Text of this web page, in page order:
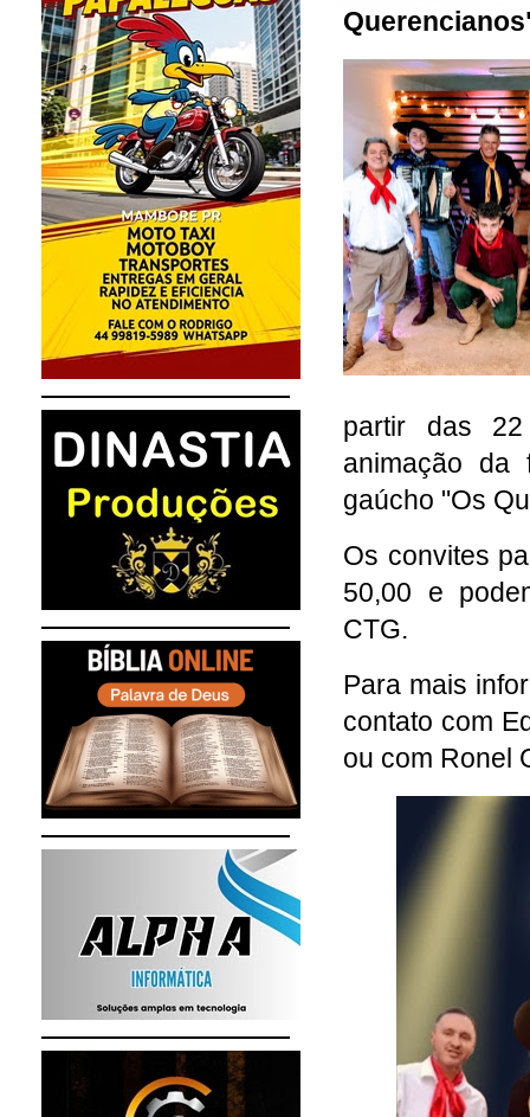
partir das
animação da
gaúcho "Os
Os convites
50,00 e
CTG.
Para mais
contato com
ou com Ronel